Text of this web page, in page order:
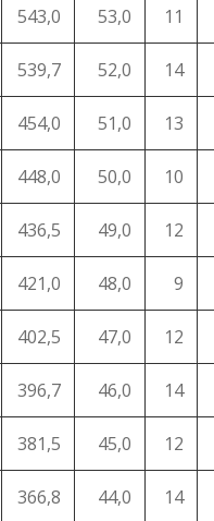
543,0 53,0 11
539,7 52,0 14
454,0 51,0 13
448,0 50,0 10
436,5 49,0 12
421,0 48,0 9
402,5 47,0 12
396,7 46,0 14
381,5 45,0 12
366,8 44,0 14